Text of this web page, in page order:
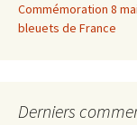
Commémoration 8
bleuets de France
Derniers